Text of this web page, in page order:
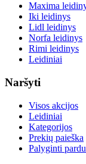
Maxima
Iki leidinys
Lidl leidinys
Norfa leidinys
Rimi leidinys
Leidiniai
Naršyti
Visos akcijos
Leidiniai
Kategorijos
Prekių paieška
Palyginti